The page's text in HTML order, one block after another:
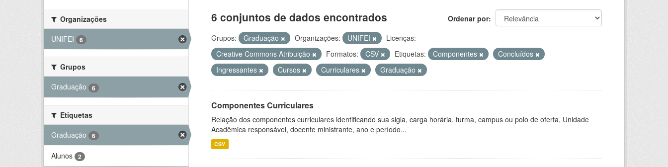
Organizações
UNIFEI
6
Grupos
Graduação
6
Etiquetas
Graduação
6
Alunos 2
Ordenar por
6 conjuntos de dados encontrados
Grupos: Graduação Organizações: UNIFEI
Licenças:
Creative Commons Atribuição
Formatos: CSV Etiquetas: Componentes
Concluídos
Ingressantes
Cursos Curriculares Graduação
Componentes Curriculares
Relação dos componentes curriculares identificando sua sigla, carga horária, turma, campus ou polo de oferta, Unidade
Acadêmica responsável, docente ministrante, ano e período...
CSV